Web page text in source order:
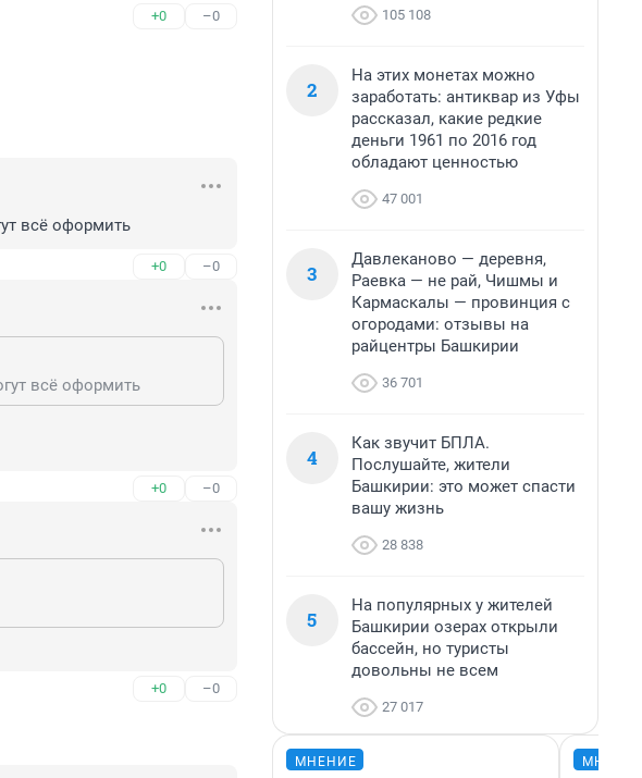
+0 –0
всё оформить
+0 –0
всё оформить
+0 –0
+0 –0
105 108
2
На этих монетах можно
заработать: антиквар из Уфы
рассказал, какие редкие
деньги 1961 по 2016 год
обладают ценностью
47 001
3
Давлеканово — деревня,
Раевка — не рай, Чишмы и
Кармаскалы — провинция с
огородами: отзывы на
райцентры Башкирии
36 701
4
Как звучит БПЛА.
Послушайте, жители
Башкирии: это может спасти
вашу жизнь
28 838
5
На популярных у жителей
Башкирии озерах открыли
бассейн, но туристы
довольны не всем
27 017
МНЕНИЕ